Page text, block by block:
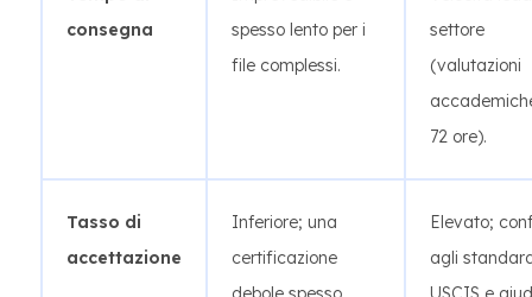
consegna
spesso lento per i
file complessi.
settore
(valutazioni
72 ore).
Tasso di
accettazione
Inferiore; una
certificazione
Elevato;
agli